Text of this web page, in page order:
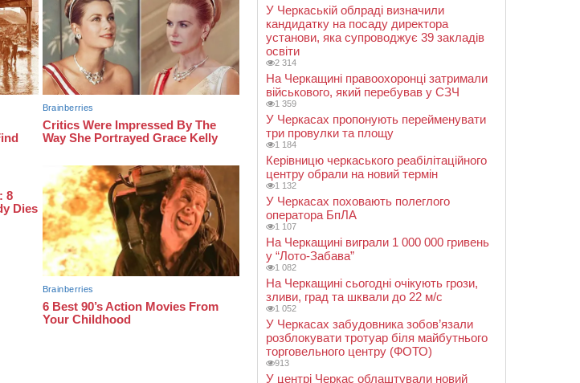
У Черкаській облраді визначили
кандидатку на посаду директора
установи, яка супроводжує 39 закладів
освіти
2 314
На Черкащині правоохоронці затримали
військового, який перебував у СЗЧ
1 359
У Черкасах пропонують перейменувати
три провулки та площу
1 184
Керівницю черкаського реабілітаційного
центру обрали на новий термін
1 132
У Черкасах поховають полеглого
оператора БпЛА
1 107
На Черкащині виграли 1 000 000 гривень
у “Лото-Забава”
1 082
На Черкащині сьогодні очікують грози,
зливи, град та шквали до 22 м/с
1 052
У Черкасах забудовника зобов’язали
розблокувати тротуар біля майбутнього
торговельного центру (ФОТО)
913
У центрі Черкас облаштували новий